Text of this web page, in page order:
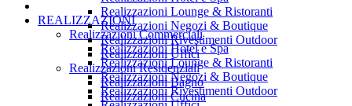
REALIZZAZIONI
Realizzazioni Commerciali
Realizzazioni Hotel e Spa
Realizzazioni Lounge & Ristoranti
Realizzazioni Negozi & Boutique
Realizzazioni Rivestimenti Outdoor
Realizzazioni Lounge & Ristoranti
Realizzazioni Negozi & Boutique
Realizzazioni Rivestimenti Outdoor
Realizzazioni Uffici
Realizzazioni Residenziali
Realizzazioni Bagno
Realizzazioni Cucina